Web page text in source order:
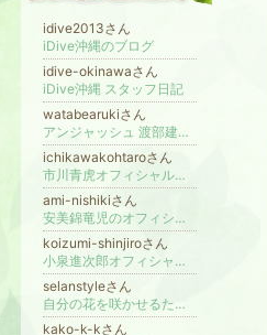
idive2013さん
iDive沖縄のブログ
idive-okinawaさん
iDive沖縄 スタッフ日記
watabearukiさん
アンジャッシュ 渡部建オフィシャルブログ「アンジャッシュ 渡部建のわたべ歩き」Powered by Ameba
ichikawakohtaroさん
市川青虎オフィシャルブログ Powered by Ameba
ami-nishikiさん
安美錦竜児のオフィシャルブログ「けっぱれ安美錦」Powered by Ameba
koizumi-shinjiroさん
小泉進次郎オフィシャルブログ「日本の政治を未来のために～自由民主党～」Powered by Ameba
selanstyleさん
自分の花を咲かせるために
kako-k-kさん